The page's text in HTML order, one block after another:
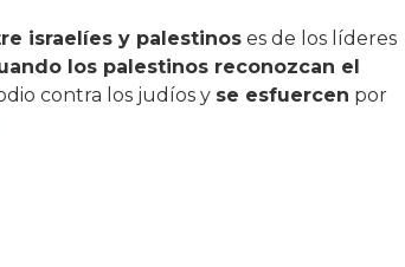
israelíes y palestinoses de los líderes
los palestinos reconozcan el
contra los judíos y se esfuercen por